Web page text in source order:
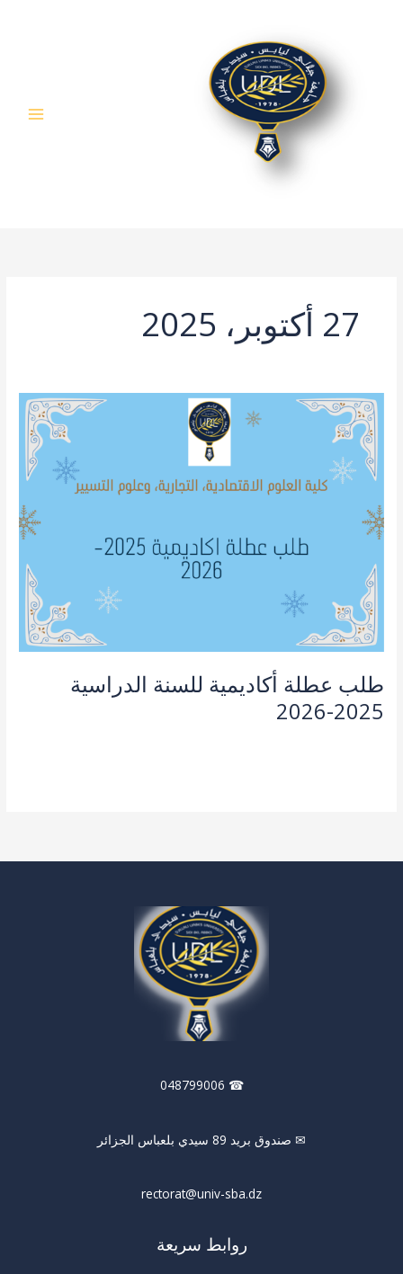
27 أكتوبر، 2025
طلب عطلة أكاديمية للسنة الدراسية
2025-2026
طلب
عطلة
أكاديمية
للسنة
الدراسية
2026
☎ 048799006
✉ صندوق بريد 89 سيدي بلعباس الجزائر
rectorat@univ-sba.dz
روابط سريعة